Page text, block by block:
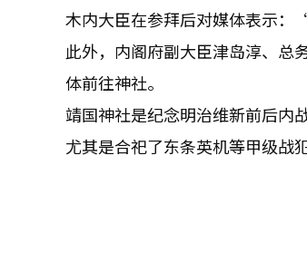
木内大臣在参拜后对媒体表示：
此外，内阁府副大臣津岛淳、总
体前往神社。
靖国神社是纪念明治维新前后内
尤其是合祀了东条英机等甲级战